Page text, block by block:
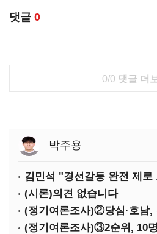
댓글 0
0/0 댓글 더
박주용
(시론)의견 없습니다